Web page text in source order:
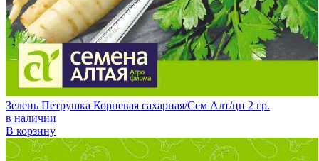
Зелень Петрушка Корневая сахарная/Сем Алт/цп 2 гр.
в наличии
В корзину